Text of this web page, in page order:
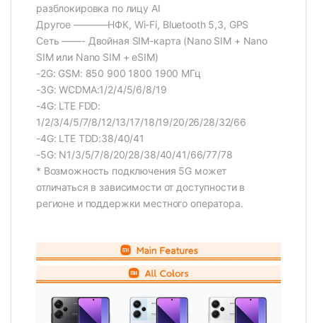
разблокировка по лицу AI
Другое ———–НФК, Wi-Fi, Bluetooth 5,3, GPS
Сеть ——- Двойная SIM-карта (Nano SIM + Nano
SIM или Nano SIM + eSIM)
-2G: GSM: 850 900 1800 1900 МГц
-3G: WCDMA:1/2/4/5/6/8/19
-4G: LTE FDD:
1/2/3/4/5/7/8/12/13/17/18/19/20/26/28/32/66
-4G: LTE TDD:38/40/41
-5G: N1/3/5/7/8/20/28/38/40/41/66/77/78
* Возможность подключения 5G может
отличаться в зависимости от доступности в
регионе и поддержки местного оператора.